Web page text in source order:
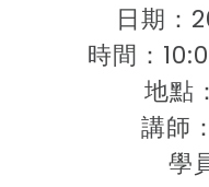
日期：
時間：
地點
講師
學